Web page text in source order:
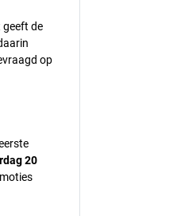
geeft de
op
20